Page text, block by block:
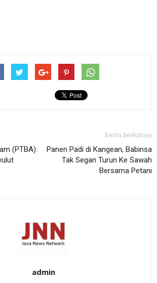
(PTBA):
Berita berikutnya
Panen Padi di Kangean, Babinsa
Tak Segan Turun Ke Sawah
Bersama Petani
admin